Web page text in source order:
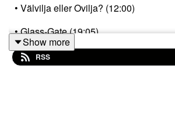
• Välvilja eller Ovilja? (12:00)
• Glass-Gate (19:05)
• Jimmie Åkessons Citat (30:21)
Show more
RSS